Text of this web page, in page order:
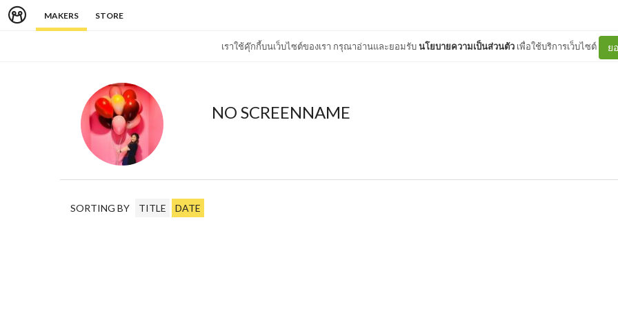
MAKERS STORE
เราใช้คุ๊กกี้บนเว็บไซต์ของเรา กรุณาอ่านและยอมรับนโยบายความเป็นส่วนตัว เพื่อใช้บริการเว็บไซต์ ย
NO SCREENNAME
SORTING BY TITLE DATE